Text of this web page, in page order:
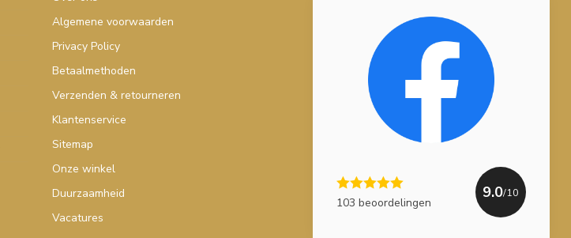
Algemene voorwaarden
Privacy Policy
Betaalmethoden
Verzenden & retourneren
Klantenservice
Sitemap
Onze winkel
Duurzaamheid
Vacatures
103 beoordelingen
9.0/10